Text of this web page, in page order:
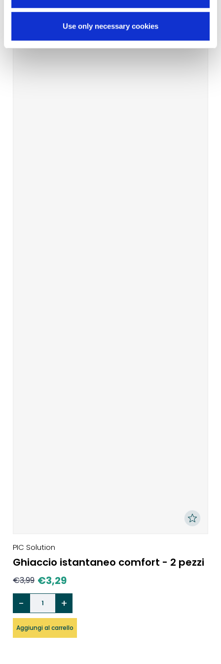
Use only necessary cookies
PIC Solution
Ghiaccio istantaneo comfort - 2 pezzi
€3,99 €3,29
Aggiungi al carrello